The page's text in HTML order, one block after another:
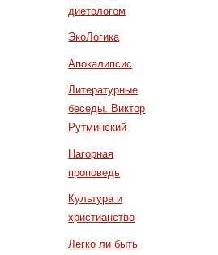
диетологом
ЭкоЛогика
Апокалипсис
Литературные
беседы. Виктор
Рутминский
Нагорная
проповедь
Культура и
христианство
Легко ли быть